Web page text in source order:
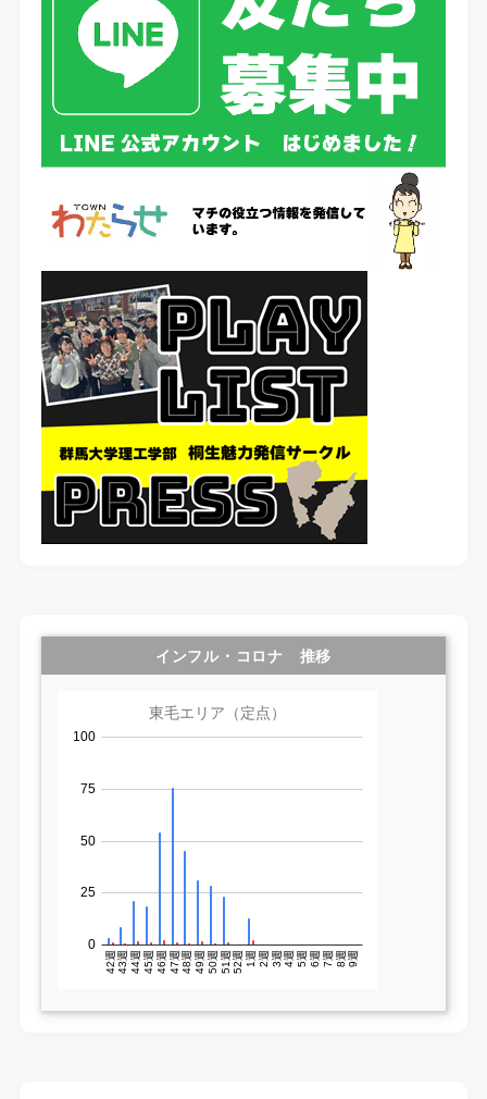
インフル・コロナ 推移